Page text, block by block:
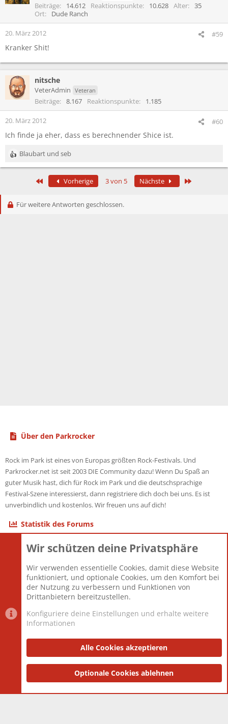
Beiträge 14.612 Reaktionspunkte 10.628 Alter
35
Ort
Dude Ranch
20. März 2012 #59
Kranker Shit!
nitsche
VeterAdmin Veteran
Beiträge 8.167 Reaktionspunkte 1.185
20. März 2012 #60
Ich finde ja eher, dass es berechnender Shice ist.
R
e
i
Blaubart und seb
Erste Vorherige 3 von 5 Nächste
Für weitere Antworten geschlossen.
Über den Parkrocker
Rock im Park ist eines von Europas größten Rock-Festivals. Und
Parkrocker.net ist seit 2003 DIE Community dazu! Wenn Du Spaß an
guter Musik hast, dich für Rock im Park und die deutschsprachige
Festival-Szene interessierst, dann registriere dich doch bei uns. Es ist
unverbindlich und kostenlos. Wir freuen uns auf dich!
Statistik des Forums
Themen
Mitglieder
12.425
Neuestes Mitglied
Toddster85
Datenschutzerklärung Impressum
Community platform by XenForo® © 2010-2025 XenForo Ltd.
and add-ons by ThemeHouse
Wir schützen deine Privatsphäre
Wir verwenden essentielle Cookies, damit diese Website
funktioniert, und optionale Cookies, um den Komfort bei
der Nutzung zu verbessern und Funktionen von
Drittanbietern bereitzustellen.
Konfiguriere deine Einstellungen und erhalte weitere
Informationen
Alle Cookies akzeptieren
Optionale Cookies ablehnen